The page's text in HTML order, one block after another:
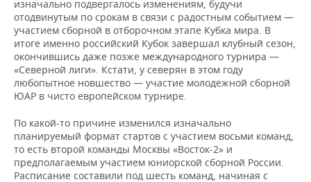
изначально подвергалось изменениям, будучи
отодвинутым по срокам в связи с радостным событием —
участием сборной в отборочном этапе Кубка мира. В
итоге именно российский Кубок завершал клубный сезон,
окончившись даже позже международного турнира —
«Северной лиги». Кстати, у северян в этом году
любопытное новшество — участие молодежной сборной
ЮАР в чисто европейском турнире.
По какой-то причине изменился изначально
планируемый формат стартов с участием восьми команд,
то есть второй команды Москвы «Восток-2» и
предполагаемым участием юниорской сборной России.
Расписание составили под шесть команд, начиная с